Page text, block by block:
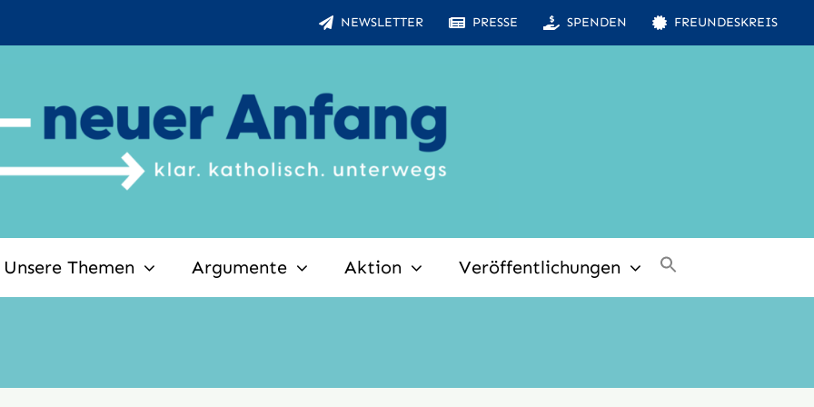
NEWSLETTER PRESSE SPENDEN FREUNDESKREIS
Unsere Themen Argumente Aktion Veröffentlichungen